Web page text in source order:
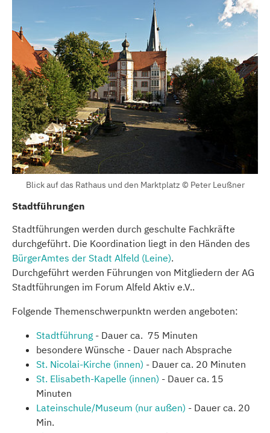
Blick auf das Rathaus und den Marktplatz © Peter Leußner
Stadtführungen
Stadtführungen werden durch geschulte Fachkräfte
durchgeführt. Die Koordination liegt in den Händen des
BürgerAmtes der Stadt Alfeld (Leine).
Durchgeführt werden Führungen von Mitgliedern der AG
Stadtführungen im Forum Alfeld Aktiv e.V..
Folgende Themenschwerpunktn werden angeboten:
Stadtführung - Dauer ca. 75 Minuten
besondere Wünsche - Dauer nach Absprache
St. Nicolai-Kirche (innen) - Dauer ca. 20 Minuten
St. Elisabeth-Kapelle (innen) - Dauer ca. 15
Minuten
Lateinschule/Museum (nur außen) - Dauer ca. 20
Min.